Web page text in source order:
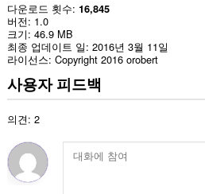
다운로드 횟수 16,845
버전 1.0
크기 46.9 MB
최종 업데이트 일 2016년 3월 11일
라이선스 Copyright 2016 orobert
사용자 피드백
의견: 2